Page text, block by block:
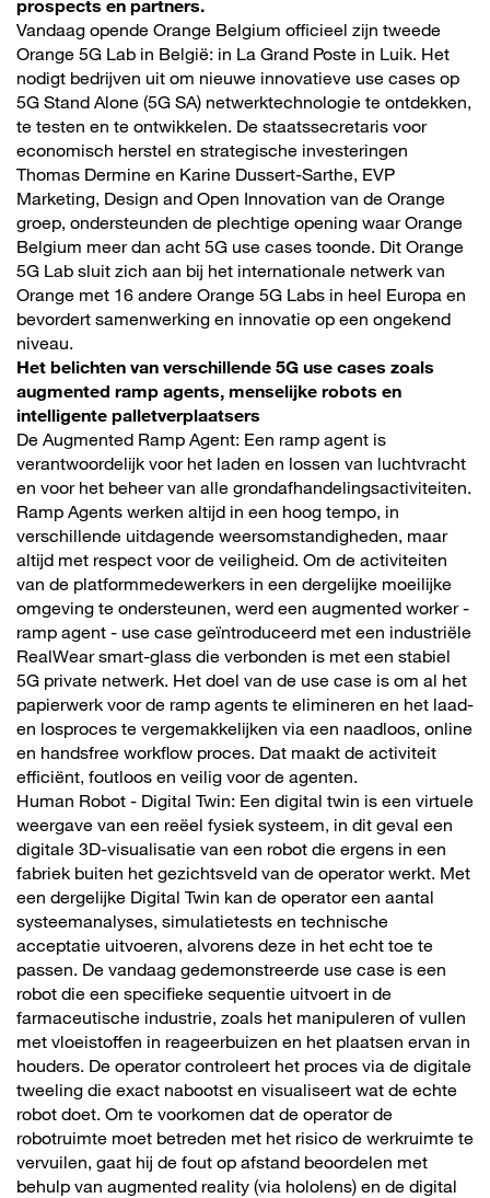
prospects en partners.
Vandaag opende Orange Belgium officieel zijn tweede
Orange 5G Lab in België: in La Grand Poste in Luik. Het
nodigt bedrijven uit om nieuwe innovatieve use cases op
5G Stand Alone (5G SA) netwerktechnologie te ontdekken,
te testen en te ontwikkelen. De staatssecretaris voor
economisch herstel en strategische investeringen
Thomas Dermine en Karine Dussert-Sarthe, EVP
Marketing, Design and Open Innovation van de Orange
groep, ondersteunden de plechtige opening waar Orange
Belgium meer dan acht 5G use cases toonde. Dit Orange
5G Lab sluit zich aan bij het internationale netwerk van
Orange met 16 andere Orange 5G Labs in heel Europa en
bevordert samenwerking en innovatie op een ongekend
niveau.
Het belichten van verschillende 5G use cases zoals
augmented ramp agents, menselijke robots en
intelligente palletverplaatsers
De Augmented Ramp Agent: Een ramp agent is
verantwoordelijk voor het laden en lossen van luchtvracht
en voor het beheer van alle grondafhandelingsactiviteiten.
Ramp Agents werken altijd in een hoog tempo, in
verschillende uitdagende weersomstandigheden, maar
altijd met respect voor de veiligheid. Om de activiteiten
van de platformmedewerkers in een dergelijke moeilijke
omgeving te ondersteunen, werd een augmented worker -
ramp agent - use case geïntroduceerd met een industriële
RealWear smart-glass die verbonden is met een stabiel
5G private netwerk. Het doel van de use case is om al het
papierwerk voor de ramp agents te elimineren en het laad-
en losproces te vergemakkelijken via een naadloos, online
en handsfree workflow proces. Dat maakt de activiteit
efficiënt, foutloos en veilig voor de agenten.
Human Robot - Digital Twin: Een digital twin is een virtuele
weergave van een reëel fysiek systeem, in dit geval een
digitale 3D-visualisatie van een robot die ergens in een
fabriek buiten het gezichtsveld van de operator werkt. Met
een dergelijke Digital Twin kan de operator een aantal
systeemanalyses, simulatietests en technische
acceptatie uitvoeren, alvorens deze in het echt toe te
passen. De vandaag gedemonstreerde use case is een
robot die een specifieke sequentie uitvoert in de
farmaceutische industrie, zoals het manipuleren of vullen
met vloeistoffen in reageerbuizen en het plaatsen ervan in
houders. De operator controleert het proces via de digitale
tweeling die exact nabootst en visualiseert wat de echte
robot doet. Om te voorkomen dat de operator de
robotruimte moet betreden met het risico de werkruimte te
vervuilen, gaat hij de fout op afstand beoordelen met
behulp van augmented reality (via hololens) en de digital